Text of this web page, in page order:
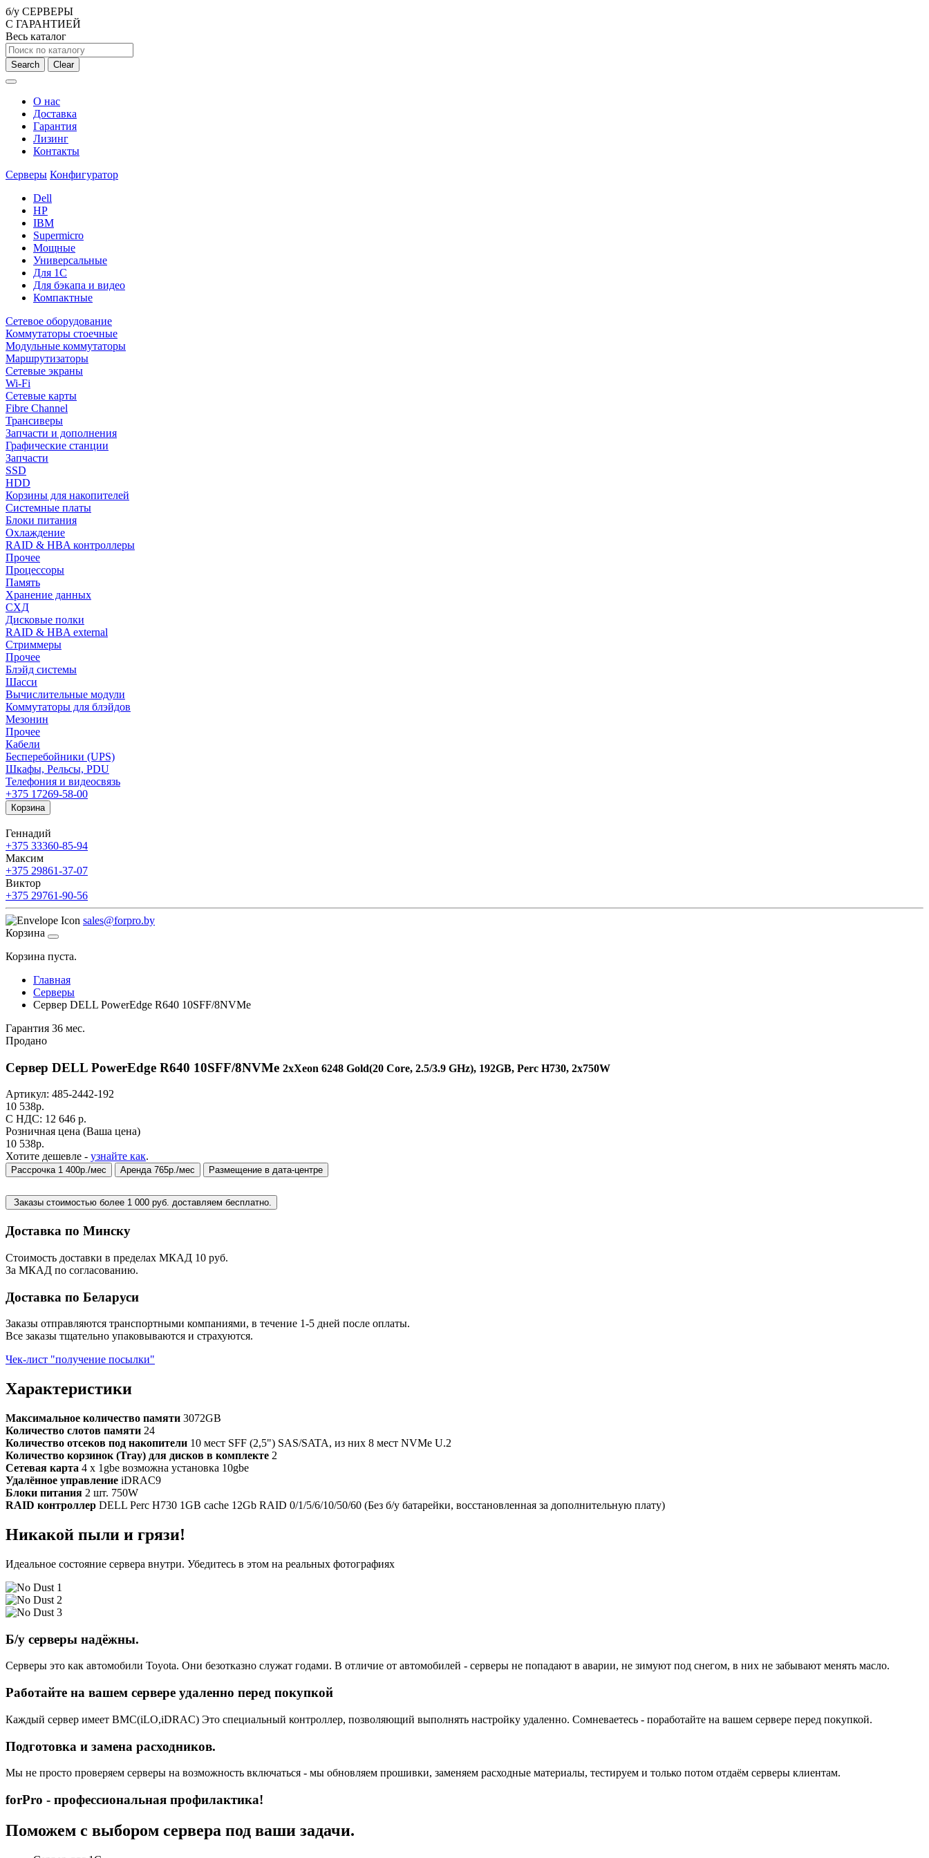
б/у СЕРВЕРЫ
С ГАРАНТИЕЙ
Весь каталог
Search Clear
О нас
Доставка
Гарантия
Лизинг
Контакты
Серверы Конфигуратор
Dell
HP
IBM
Supermicro
Мощные
Универсальные
Для 1С
Для бэкапа и видео
Компактные
Сетевое оборудование
Коммутаторы стоечные
Модульные коммутаторы
Маршрутизаторы
Сетевые экраны
Wi-Fi
Сетевые карты
Fibre Channel
Трансиверы
Запчасти и дополнения
Графические станции
Запчасти
SSD
HDD
Корзины для накопителей
Системные платы
Блоки питания
Охлаждение
RAID & HBA контроллеры
Прочее
Процессоры
Память
Хранение данных
СХД
Дисковые полки
RAID & HBA external
Стриммеры
Прочее
Блэйд системы
Шасси
Вычислительные модули
Коммутаторы для блэйдов
Мезонин
Прочее
Кабели
Бесперебойники (UPS)
Шкафы, Рельсы, PDU
Телефония и видеосвязь
+375 17269-58-00
Корзина
Геннадий
+375 33360-85-94
Максим
+375 29861-37-07
Виктор
+375 29761-90-56
sales@forpro.by
Корзина
Корзина пуста.
Главная
Серверы
Сервер DELL PowerEdge R640 10SFF/8NVMe
Гарантия 36 мес.
Продано
Сервер DELL PowerEdge R640 10SFF/8NVMe 2xXeon 6248 Gold(20 Core, 2.5/3.9 GHz), 192GB, Perc H730, 2x750W
Артикул: 485-2442-192
10 538р.
C НДС: 12 646 р.
Розничная цена (Ваша цена)
10 538р.
Хотите дешевле - узнайте как.
Рассрочка 1 400р./мес Аренда 765р./мес Размещение в дата-центре
Заказы стоимостью более 1 000 руб. доставляем бесплатно.
Доставка по Минску
Стоимость доставки в пределах МКАД 10 руб.
За МКАД по согласованию.
Доставка по Беларуси
Заказы отправляются транспортными компаниями, в течение 1-5 дней после оплаты.
Все заказы тщательно упаковываются и страхуются.
Чек-лист "получение посылки"
Характеристики
Максимальное количество памяти 3072GB
Количество слотов памяти 24
Количество отсеков под накопители 10 мест SFF (2,5") SAS/SATA, из них 8 мест NVMe U.2
Количество корзинок (Tray) для дисков в комплекте 2
Сетевая карта 4 x 1gbe возможна установка 10gbe
Удалённое управление iDRAC9
Блоки питания 2 шт. 750W
RAID контроллер DELL Perc H730 1GB cache 12Gb RAID 0/1/5/6/10/50/60 (Без б/у батарейки, восстановленная за дополнительную плату)
Никакой пыли и грязи!
Идеальное состояние сервера внутри. Убедитесь в этом на реальных фотографиях
Б/у серверы надёжны.
Серверы это как автомобили Toyota. Они безотказно служат годами. В отличие от автомобилей - серверы не попадают в аварии, не зимуют под снегом, в них не забывают менять масло.
Работайте на вашем сервере удаленно перед покупкой
Каждый сервер имеет BMC(iLO,iDRAC) Это специальный контроллер, позволяющий выполнять настройку удаленно. Сомневаетесь - поработайте на вашем сервере перед покупкой.
Подготовка и замена расходников.
Мы не просто проверяем серверы на возможность включаться - мы обновляем прошивки, заменяем расходные материалы, тестируем и только потом отдаём серверы клиентам.
forPro - профессиональная профилактика!
Поможем с выбором сервера под ваши задачи.